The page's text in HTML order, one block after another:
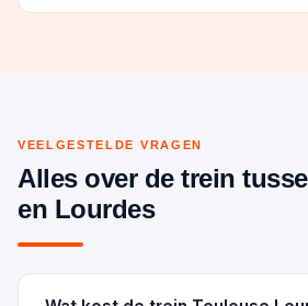
VEELGESTELDE VRAGEN
Alles over de trein
en Lourdes